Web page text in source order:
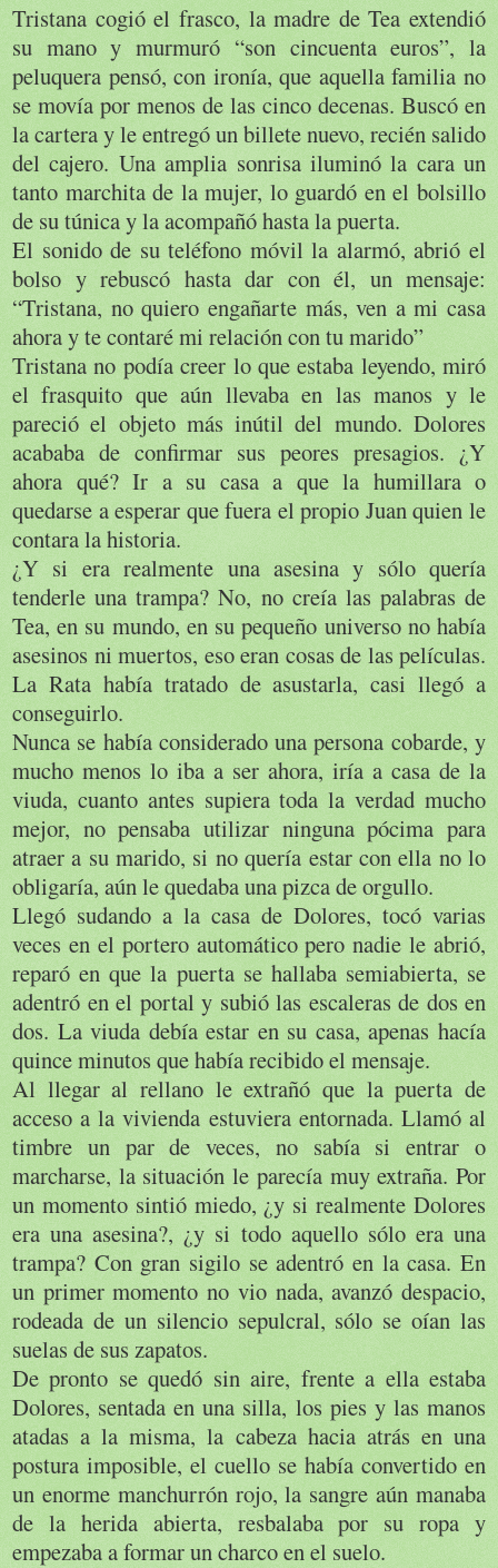
Tristana cogió el frasco, la madre de Tea extendió
su mano y murmuró “son cincuenta euros”, la
peluquera pensó, con ironía, que aquella familia no
se movía por menos de las cinco decenas. Buscó en
la cartera y le entregó un billete nuevo, recién salido
del cajero. Una amplia sonrisa iluminó la cara un
tanto marchita de la mujer, lo guardó en el bolsillo
de su túnica y la acompañó hasta la puerta.
El sonido de su teléfono móvil la alarmó, abrió el
bolso y rebuscó hasta dar con él, un mensaje:
“Tristana, no quiero engañarte más, ven a mi casa
ahora y te contaré mi relación con tu marido”
Tristana no podía creer lo que estaba leyendo, miró
el frasquito que aún llevaba en las manos y le
pareció el objeto más inútil del mundo. Dolores
acababa de confirmar sus peores presagios. ¿Y
ahora qué? Ir a su casa a que la humillara o
quedarse a esperar que fuera el propio Juan quien le
contara la historia.
¿Y si era realmente una asesina y sólo quería
tenderle una trampa? No, no creía las palabras de
Tea, en su mundo, en su pequeño universo no había
asesinos ni muertos, eso eran cosas de las películas.
La Rata había tratado de asustarla, casi llegó a
conseguirlo.
Nunca se había considerado una persona cobarde, y
mucho menos lo iba a ser ahora, iría a casa de la
viuda, cuanto antes supiera toda la verdad mucho
mejor, no pensaba utilizar ninguna pócima para
atraer a su marido, si no quería estar con ella no lo
obligaría, aún le quedaba una pizca de orgullo.
Llegó sudando a la casa de Dolores, tocó varias
veces en el portero automático pero nadie le abrió,
reparó en que la puerta se hallaba semiabierta, se
adentró en el portal y subió las escaleras de dos en
dos. La viuda debía estar en su casa, apenas hacía
quince minutos que había recibido el mensaje.
Al llegar al rellano le extrañó que la puerta de
acceso a la vivienda estuviera entornada. Llamó al
timbre un par de veces, no sabía si entrar o
marcharse, la situación le parecía muy extraña. Por
un momento sintió miedo, ¿y si realmente Dolores
era una asesina?, ¿y si todo aquello sólo era una
trampa? Con gran sigilo se adentró en la casa. En
un primer momento no vio nada, avanzó despacio,
rodeada de un silencio sepulcral, sólo se oían las
suelas de sus zapatos.
De pronto se quedó sin aire, frente a ella estaba
Dolores, sentada en una silla, los pies y las manos
atadas a la misma, la cabeza hacia atrás en una
postura imposible, el cuello se había convertido en
un enorme manchurrón rojo, la sangre aún manaba
de la herida abierta, resbalaba por su ropa y
empezaba a formar un charco en el suelo.